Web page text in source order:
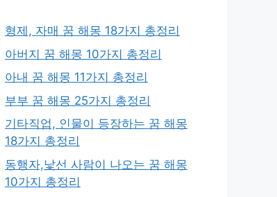
형제, 자매 꿈 해몽 18가지 총정리
아버지 꿈 해몽 10가지 총정리
아내 꿈 해몽 11가지 총정리
부부 꿈 해몽 25가지 총정리
기타직업, 인물이 등장하는 꿈 해몽
18가지 총정리
동행자,낯선 사람이 나오는 꿈 해몽
10가지 총정리